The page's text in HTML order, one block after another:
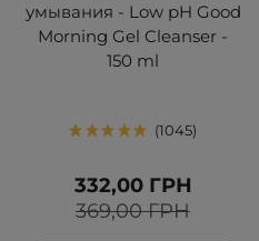
умывания - Low pH Good
Morning Gel Cleanser -
150 ml
1045
369,00 ГРН
332,00 ГРН